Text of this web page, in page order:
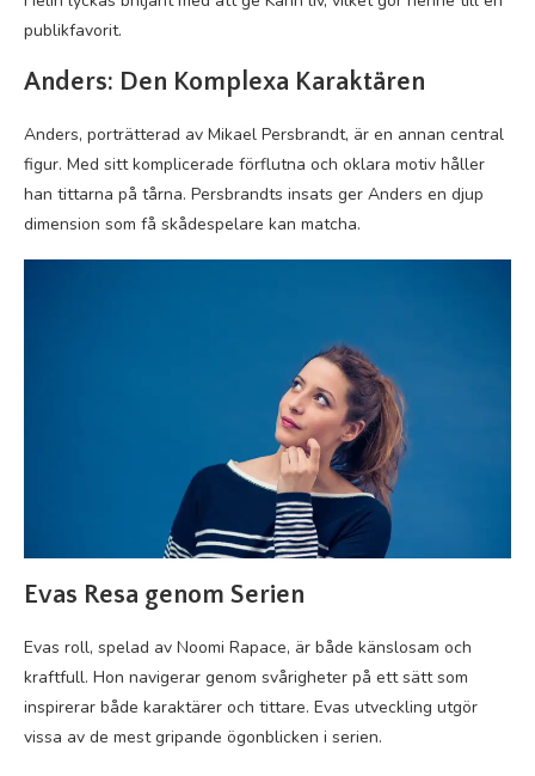
publikfavorit.
Anders: Den Komplexa Karaktären
Anders, porträtterad av Mikael Persbrandt, är en annan central
figur. Med sitt komplicerade förflutna och oklara motiv håller
han tittarna på tårna. Persbrandts insats ger Anders en djup
dimension som få skådespelare kan matcha.
Evas Resa genom Serien
Evas roll, spelad av Noomi Rapace, är både känslosam och
kraftfull. Hon navigerar genom svårigheter på ett sätt som
inspirerar både karaktärer och tittare. Evas utveckling utgör
vissa av de mest gripande ögonblicken i serien.